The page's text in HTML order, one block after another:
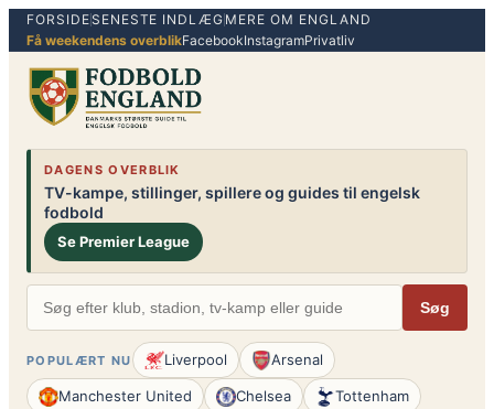
Spring
indhold
FORSIDESENESTE INDLÆGMERE OM ENGLAND
Få weekendens overblikFacebookInstagramPrivatliv
DAGENS OVERBLIK
TV-kampe, stillinger, spillere og guides til engelsk
fodbold
Se Premier League
Søg
POPULÆRT NU Liverpool Arsenal
Manchester United Chelsea Tottenham